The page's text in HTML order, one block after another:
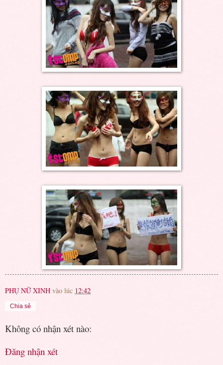
PHỤ NỮ XINH vào lúc 12:42
Chia sẻ
Không có nhận xét nào:
Đăng nhận xét